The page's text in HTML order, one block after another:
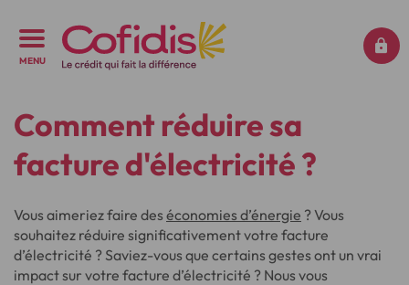
MENU
Comment réduire sa
facture d'électricité ?
Vous aimeriez faire des économies d’énergie ? Vous
souhaitez réduire significativement votre facture
d’électricité ? Saviez-vous que certains gestes ont un vrai
impact sur votre facture d’électricité ? Nous vous